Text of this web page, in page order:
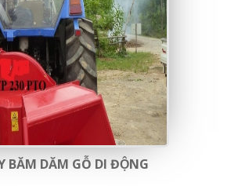
BĂM DĂM GỖ DI ĐỘNG